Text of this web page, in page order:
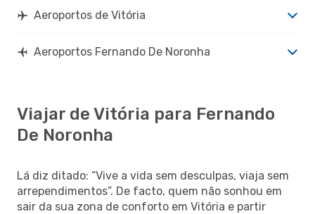
Aeroportos de Vitória
Aeroportos Fernando De Noronha
Viajar de Vitória para Fernando
De Noronha
Lá diz ditado: “Vive a vida sem desculpas, viaja sem
arrependimentos”. De facto, quem não sonhou em
sair da sua zona de conforto em Vitória e partir